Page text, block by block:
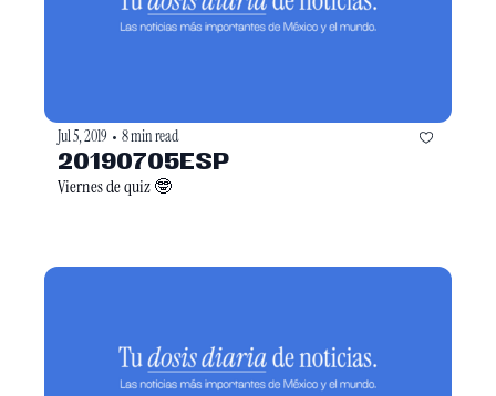
Jul 5, 2019 • 8 min read
20190705ESP
Viernes de quiz 🤓